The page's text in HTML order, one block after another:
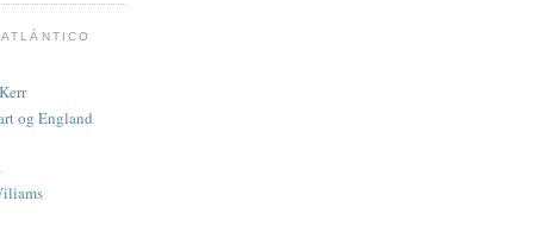
og England